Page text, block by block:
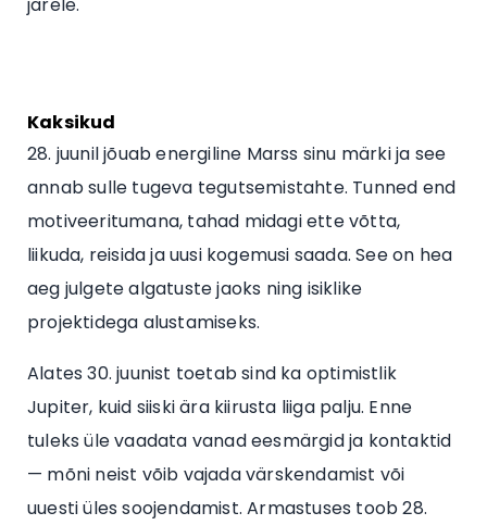
Kaksikud
28. juunil jõuab energiline Marss sinu märki ja see
annab sulle tugeva tegutsemistahte. Tunned end
motiveeritumana, tahad midagi ette võtta,
liikuda, reisida ja uusi kogemusi saada. See on hea
aeg julgete algatuste jaoks ning isiklike
projektidega alustamiseks.
Alates 30. juunist toetab sind ka optimistlik
Jupiter, kuid siiski ära kiirusta liiga palju. Enne
tuleks üle vaadata vanad eesmärgid ja kontaktid
— mõni neist võib vajada värskendamist või
uuesti üles soojendamist. Armastuses toob 28.